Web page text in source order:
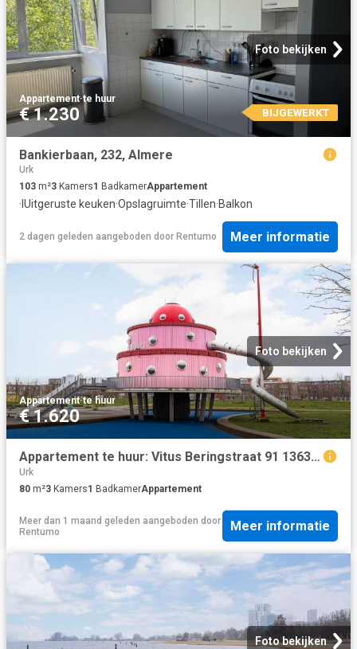
Foto bekijken
Appartement·te huur
€ 1.230 BIJGEWERKT
Bankierbaan, 232, Almere
Urk
103 m²3 Kamers1 BadkamerAppartement
· IUitgeruste keuken·Opslagruimte·Tillen·Balkon
2 dagen geleden aangeboden door Rentumo Meer informatie
Foto bekijken
Appartement·te huur
€ 1.620
Appartement te huur: Vitus Beringstraat 91 1363 LR Almere
Urk
80 m²3 Kamers1 BadkamerAppartement
Meer dan 1 maand geleden aangeboden door
Rentumo
Meer informatie
Foto bekijken